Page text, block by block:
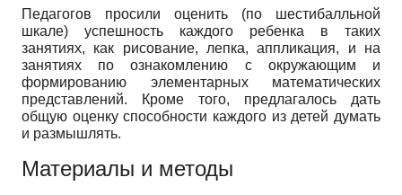
Педагогов просили оценить (по шестибалльной
шкале) успешность каждого ребенка в таких
занятиях, как рисование, лепка, аппликация, и на
занятиях по ознакомлению с окружающим и
формированию элементарных математических
представлений. Кроме того, предлагалось дать
общую оценку способности каждого из детей думать
и размышлять.
Материалы и методы